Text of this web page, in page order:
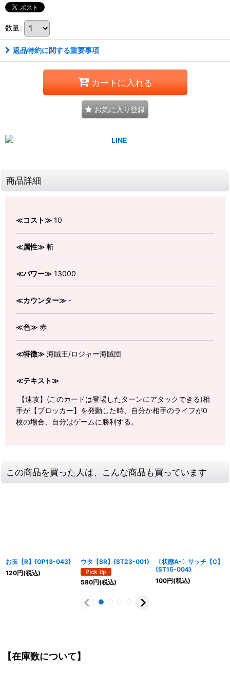
数量:
返品特約に関する重要事項
カートに入れる
お気に入り登録
商品詳細
≪コスト≫ 10
≪属性≫ 斬
≪パワー≫ 13000
≪カウンター≫ -
≪色≫ 赤
≪特徴≫ 海賊王/ロジャー海賊団
≪テキスト≫
【速攻】(このカードは登場したターンにアタックできる)相
手が【ブロッカー】を発動した時、自分か相手のライフが0
枚の場合、自分はゲームに勝利する。
この商品を買った人は、こんな商品も買っています
お玉【R】{OP13-043}
120円(税込)
ウタ【SR】{ST23-001}
580円(税込)
〔状態A-〕サッチ【C】
{ST15-004}
100円(税込)
【在庫数について】